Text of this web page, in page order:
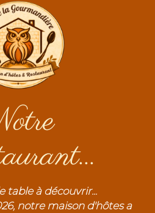
table à découvrir...
notre maison d'hôtes a